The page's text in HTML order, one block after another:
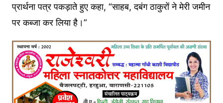
प्रार्थना पत्र पकड़ाते हुए कहा, “साहब, दबंग ठाकुरों ने मेरी जमीन
पर कब्जा कर लिया है।”